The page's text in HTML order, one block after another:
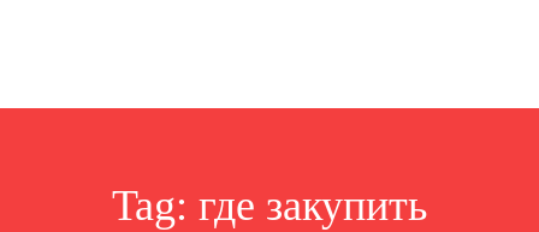
Tag: где закупить